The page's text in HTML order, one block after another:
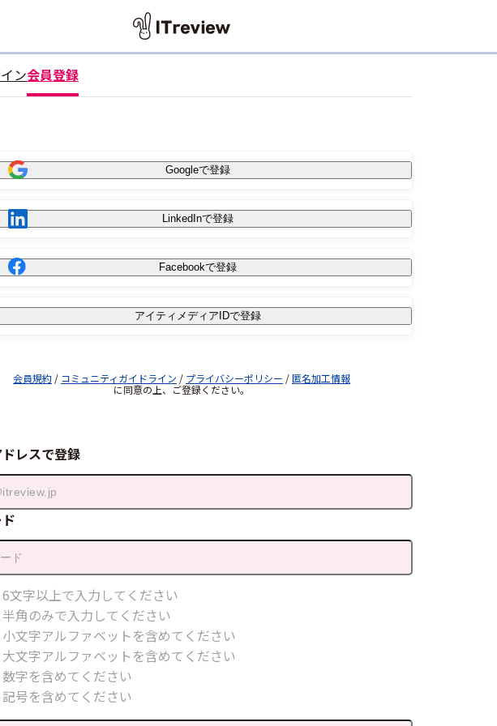
ン会員登録
Googleで登録
LinkedInで登録
Facebookで登録
アイティメディアIDで登録
会員規約 / コミュニティガイドライン / プライバシーポリシー /匿名加工情報
に同意の上、ご登録ください。
レスで登録
6文字以上で入力してください
半角のみで入力してください
小文字アルファベットを含めてください
大文字アルファベットを含めてください
数字を含めてください
記号を含めてください